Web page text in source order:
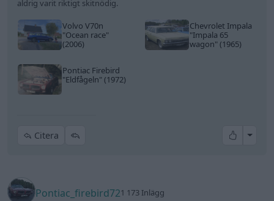
aldrig varit riktigt skitnödig.
Volvo V70n
"Ocean race"
(2006)
Chevrolet Impala
"Impala 65
wagon"(1965)
Pontiac Firebird
"Eldfågeln"(1972)
Citera All
Pontiac_firebird721 173 Inlägg